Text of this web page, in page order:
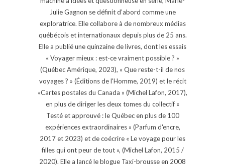
Julie Gagnon se définit d’abord comme une
exploratrice. Elle collabore à de nombreux médias
québécois et internationaux depuis plus de 25 ans.
Elle a publié une quinzaine de livres, dont les essais
« Voyager mieux : est-ce vraiment possible ? »
(Québec Amérique, 2023), « Que reste-t-il de nos
voyages ? » (Éditions de l'Homme, 2019) et le récit
«Cartes postales du Canada » (Michel Lafon, 2017),
en plus de diriger les deux tomes du collectif «
Testé et approuvé : le Québec en plus de 100
expériences extraordinaires » (Parfum d'encre,
2017 et 2023) et de coécrire « Le voyage pour les
filles qui ont peur de tout », (Michel Lafon, 2015 /
2020). Elle a lancé le blogue Taxi-brousse en 2008